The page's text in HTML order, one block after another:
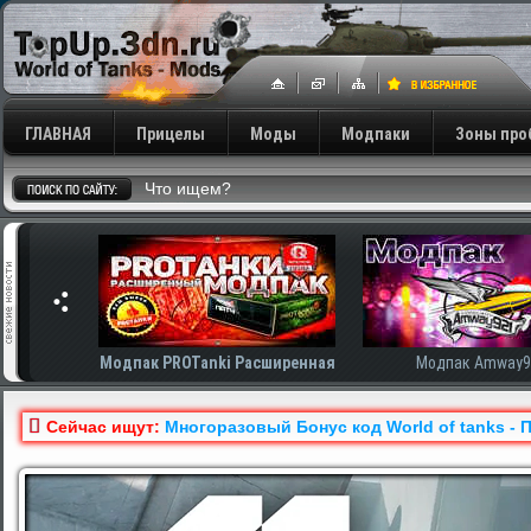
ГЛАВНАЯ Прицелы Моды Модпаки Зоны
Модпак Amway921 Модпак
Сейчас ищут: Многоразовый Бонус код World of tanks -